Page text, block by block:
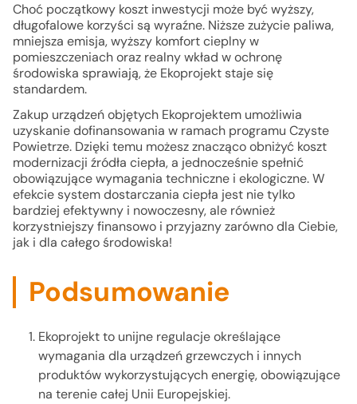
Choć początkowy koszt inwestycji może być wyższy,
długofalowe korzyści są wyraźne. Niższe zużycie paliwa,
mniejsza emisja, wyższy komfort cieplny w
pomieszczeniach oraz realny wkład w ochronę
środowiska sprawiają, że Ekoprojekt staje się
standardem.
Zakup urządzeń objętych Ekoprojektem umożliwia
uzyskanie dofinansowania w ramach programu Czyste
Powietrze. Dzięki temu możesz znacząco obniżyć koszt
modernizacji źródła ciepła, a jednocześnie spełnić
obowiązujące wymagania techniczne i ekologiczne. W
efekcie system dostarczania ciepła jest nie tylko
bardziej efektywny i nowoczesny, ale również
korzystniejszy finansowo i przyjazny zarówno dla Ciebie,
jak i dla całego środowiska!
Podsumowanie
Ekoprojekt to unijne regulacje określające
wymagania dla urządzeń grzewczych i innych
produktów wykorzystujących energię, obowiązujące
na terenie całej Unii Europejskiej.